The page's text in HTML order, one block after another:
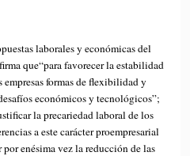
laborales y económicas del
que“para favorecer la estabilidad
formas de flexibilidad y
económicos y tecnológicos”;
la precariedad laboral de los
a este carácter proempresarial
enésima vez la reducción de las